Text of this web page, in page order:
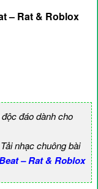
– Rat & Roblox
đáo dành cho
nhạc chuông bài
– Rat & Roblox